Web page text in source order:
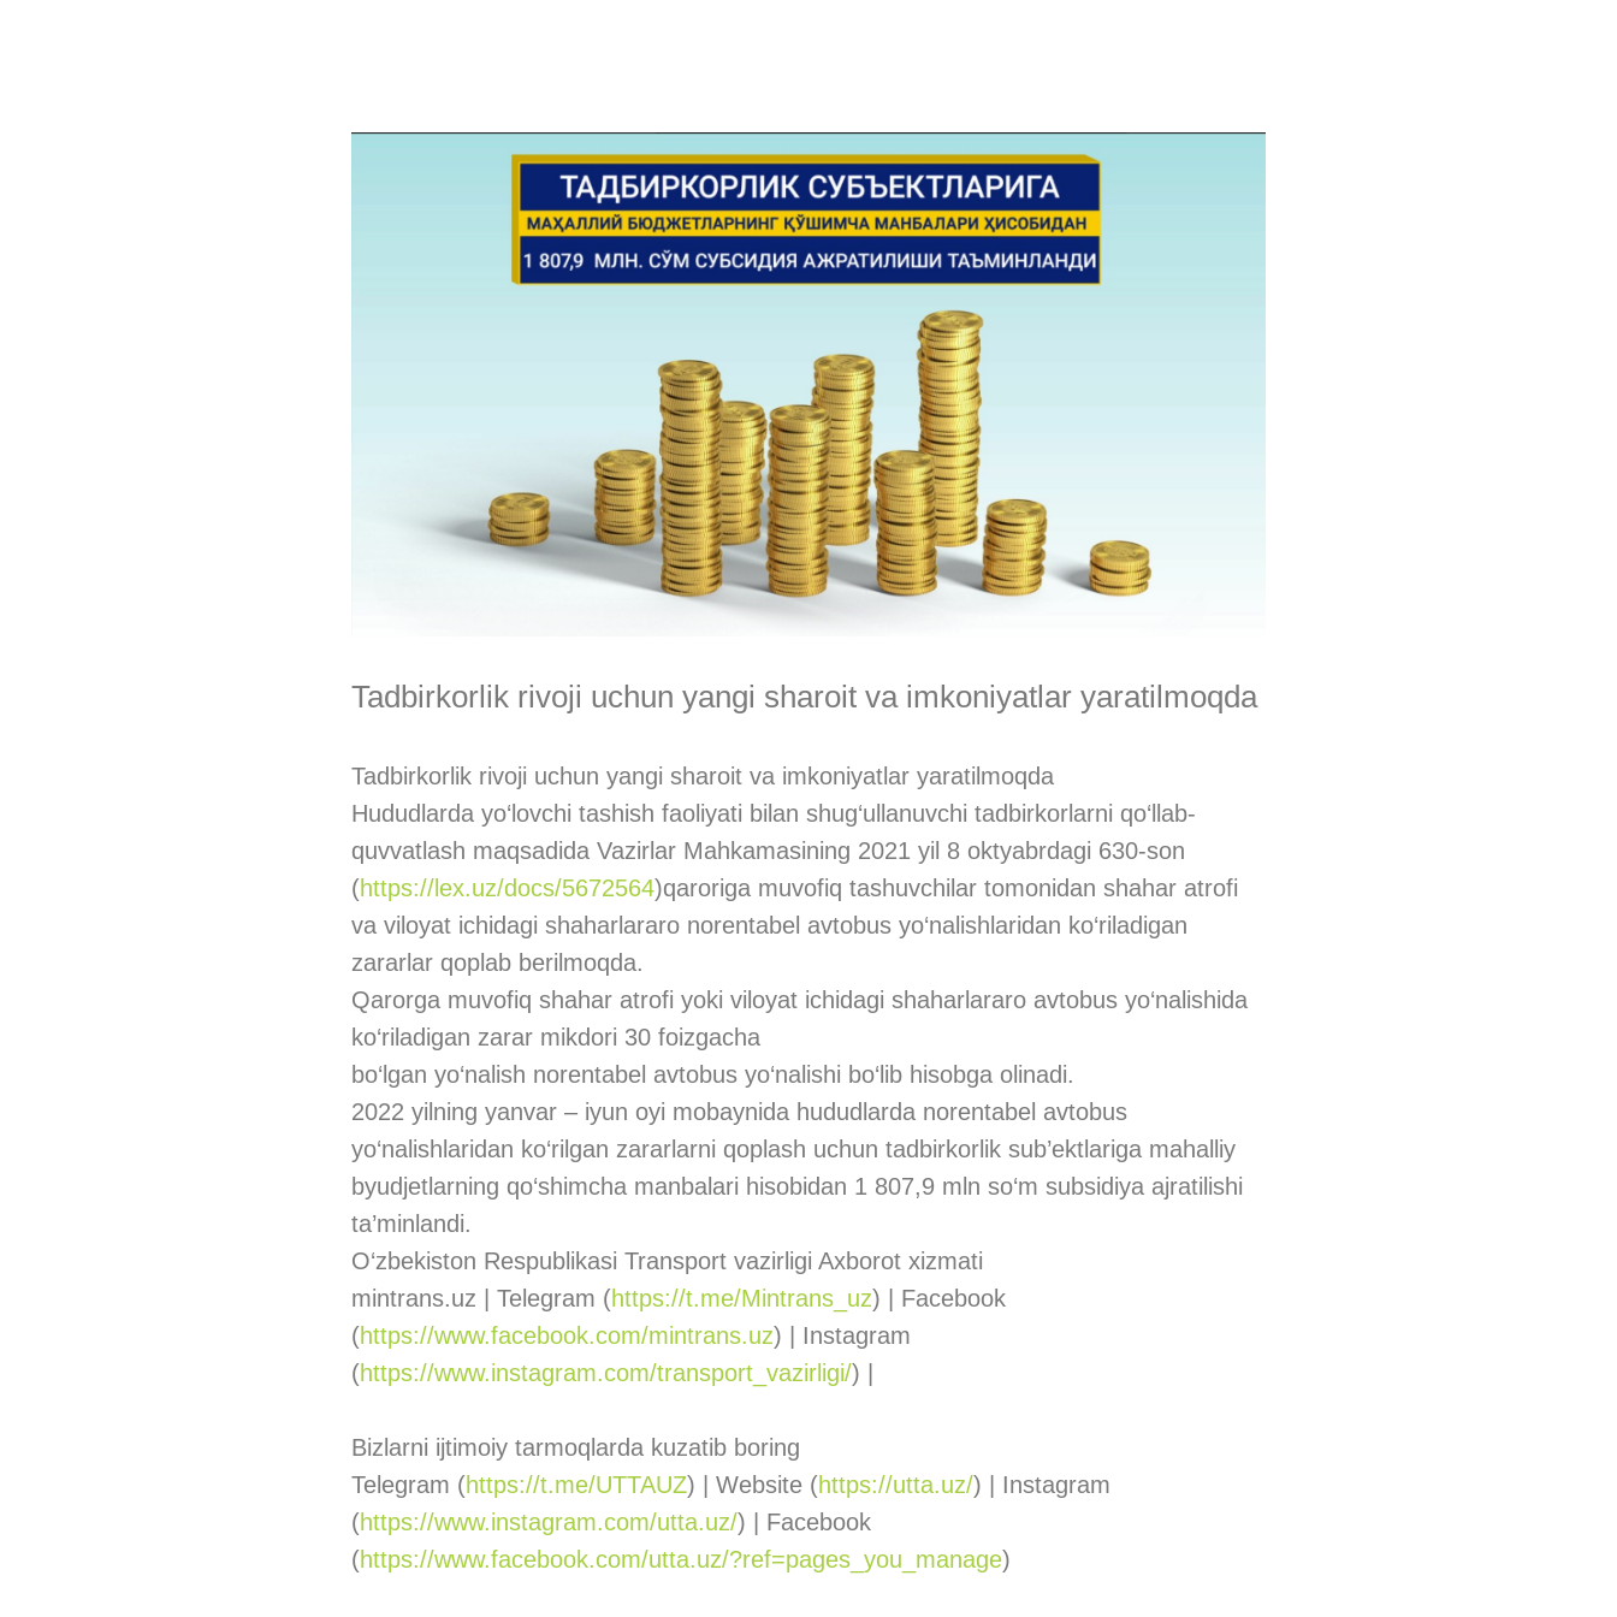
Tadbirkorlik rivoji uchun yangi sharoit va imkoniyatlar yaratilmoqda
Tadbirkorlik rivoji uchun yangi sharoit va imkoniyatlar yaratilmoqda
Hududlarda yo‘lovchi tashish faoliyati bilan shug‘ullanuvchi tadbirkorlarni qo‘llab-
quvvatlash maqsadida Vazirlar Mahkamasining 2021 yil 8 oktyabrdagi 630-son
(https://lex.uz/docs/5672564)qaroriga muvofiq tashuvchilar tomonidan shahar atrofi
va viloyat ichidagi shaharlararo norentabel avtobus yo‘nalishlaridan ko‘riladigan
zararlar qoplab berilmoqda.
Qarorga muvofiq shahar atrofi yoki viloyat ichidagi shaharlararo avtobus yo‘nalishida
ko‘riladigan zarar mikdori 30 foizgacha
bo‘lgan yo‘nalish norentabel avtobus yo‘nalishi bo‘lib hisobga olinadi.
2022 yilning yanvar – iyun oyi mobaynida hududlarda norentabel avtobus
yo‘nalishlaridan ko‘rilgan zararlarni qoplash uchun tadbirkorlik sub’ektlariga mahalliy
byudjetlarning qo‘shimcha manbalari hisobidan 1 807,9 mln so‘m subsidiya ajratilishi
ta’minlandi.
O‘zbekiston Respublikasi Transport vazirligi Axborot xizmati
mintrans.uz | Telegram (https://t.me/Mintrans_uz) | Facebook
(https://www.facebook.com/mintrans.uz) | Instagram
(https://www.instagram.com/transport_vazirligi/) |
Bizlarni ijtimoiy tarmoqlarda kuzatib boring
Telegram (https://t.me/UTTAUZ) | Website (https://utta.uz/) | Instagram
(https://www.instagram.com/utta.uz/) | Facebook
(https://www.facebook.com/utta.uz/?ref=pages_you_manage)